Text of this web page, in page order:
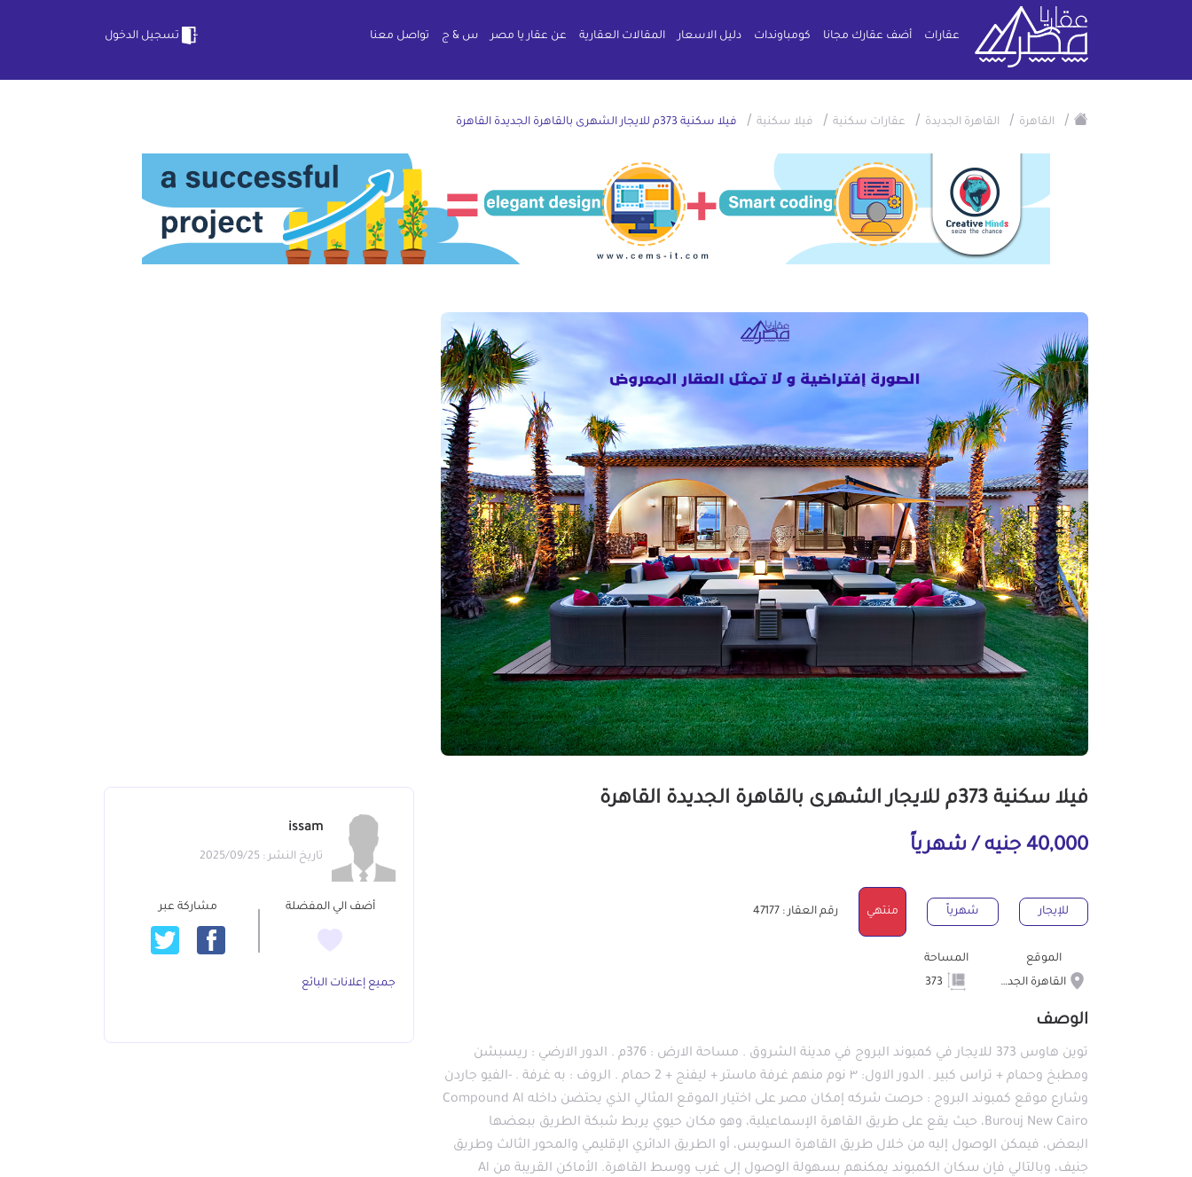
عقارات أضف عقارك مجانا كومباوندات دليل الاسعار المقالات العقارية عن عقار يا مصر س & ج تواصل معنا تسجيل الدخول
/ القاهرة / القاهرة الجديدة / عقارات سكنية / فيلا سكنية / فيلا سكنية 373م للايجار الشهرى بالقاهرة الجديدة القاهرة
فيلا سكنية 373م للايجار الشهرى بالقاهرة الجديدة القاهرة
40,000 جنيه / شهرياً
للإيجار شهرياً منتهي رقم العقار : 47177
الموقع
القاهرة الجديدة
المساحة
الوصف
توين هاوس 373 للايجار في كمبوند البروج في مدينة الشروق . مساحة الارض : 376م . الدور الارضي : ريسبشن
ومطبخ وحمام + تراس كبير . الدور الاول: ٣ نوم منهم غرفة ماستر + ليفنج + 2 حمام . الروف : به غرفة . -الفيو جاردن
وشارع موقع كمبوند البروج : حرصت شركه إمكان مصر على اختيار الموقع المثالي الذي يحتضن داخله Compound Al
Burouj New Cairo، حيث يقع على طريق القاهرة الإسماعيلية، وهو مكان حيوي يربط شبكة الطريق ببعضها
البعض، فيمكن الوصول إليه من خلال طريق القاهرة السويس، أو الطريق الدائري الإقليمي والمحور الثالث وطريق
جنيف، وبالتالي فإن سكان الكمبوند يمكنهم بسهولة الوصول إلى غرب ووسط القاهرة. الأماكن القريبة من Al
issam
تاريخ النشر : 2025/09/25
أضف الي المفضلة مشاركة عبر
جميع إعلانات البائع